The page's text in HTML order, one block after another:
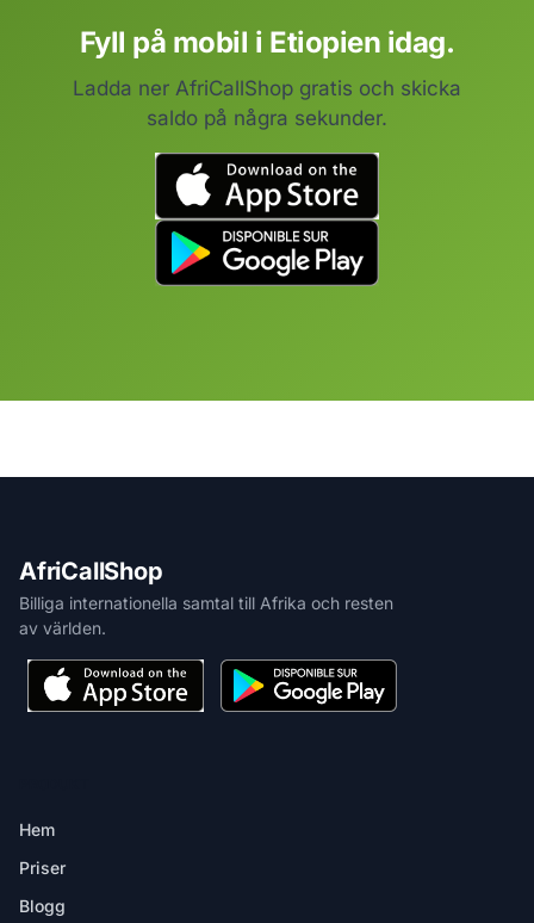
Fyll på mobil i Etiopien idag.
Ladda ner AfriCallShop gratis och skicka
saldo på några sekunder.
AfriCallShop
Billiga internationella samtal till Afrika och resten
av världen.
Hem
Priser
Blogg